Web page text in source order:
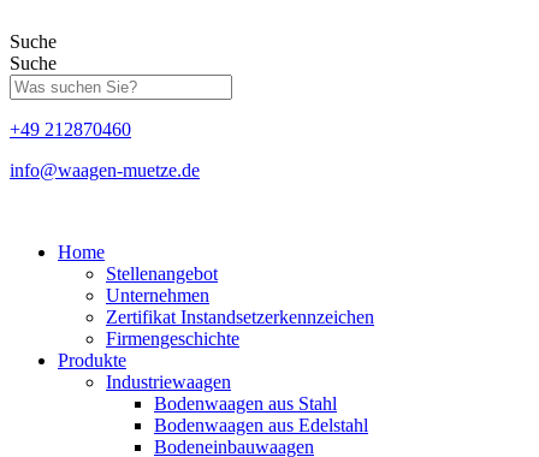
Inhalt
springen
Suche
Suche
+49 212870460
info@waagen-muetze.de
Home
Stellenangebot
Unternehmen
Zertifikat Instandsetzerkennzeichen
Firmengeschichte
Produkte
Industriewaagen
Bodenwaagen aus Stahl
Bodenwaagen aus Edelstahl
Bodeneinbauwaagen